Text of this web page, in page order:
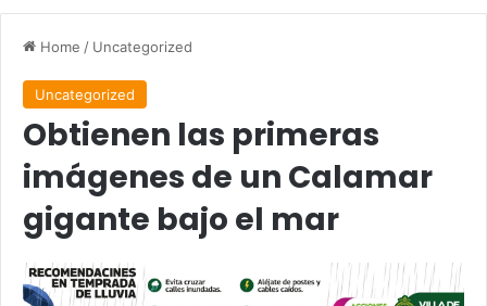
Home / Uncategorized
Uncategorized
Obtienen las primeras
imágenes de un Calamar
gigante bajo el mar